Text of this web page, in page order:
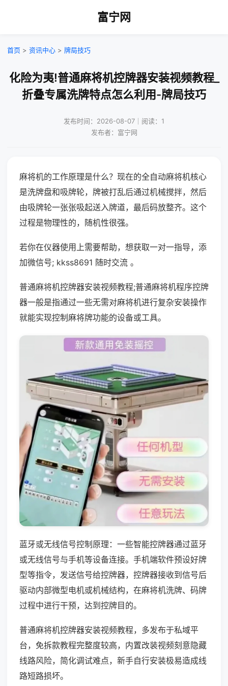
富宁网
首页 > 资讯中心 > 牌局技巧
化险为夷!普通麻将机控牌器安装视频教程_
折叠专属洗牌特点怎么利用-牌局技巧
发布时间：2026-08-07｜阅读：1
发布者：富宁网
麻将机的工作原理是什么？现在的全自动麻将机核心
是洗牌盘和吸牌轮，牌被打乱后通过机械搅拌，然后
由吸牌轮一张张吸起送入牌道，最后码放整齐。这个
过程是物理性的，随机性很强。
若你在仪器使用上需要帮助，想获取一对一指导，添
加微信号; kkss8691 随时交流 。
普通麻将机控牌器安装视频教程;普通麻将机程序控牌
器一般是指通过一些无需对麻将机进行复杂安装操作
就能实现控制麻将牌功能的设备或工具。
蓝牙或无线信号控制原理：一些智能控牌器通过蓝牙
或无线信号与手机等设备连接。手机端软件预设好牌
型等指令，发送信号给控牌器，控牌器接收到信号后
驱动内部微型电机或机械结构，在麻将机洗牌、码牌
过程中进行干预，达到控牌目的。
普通麻将机控牌器安装视频教程，多发布于私域平
台，免拆款教程完整度较高，内置改装视频刻意隐藏
线路风险，简化调试难点，新手自行安装极易造成线
路短路损坏。